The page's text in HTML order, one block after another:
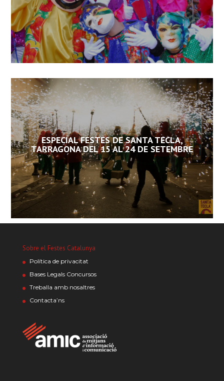
ESPECIAL FESTES DE SANTA TECLA,
TARRAGONA DEL 15 AL 24 DE SETEMBRE
Sobre el Festes Catalunya
Política de privacitat
Bases Legals Concursos
Treballa amb nosaltres
Contacta’ns